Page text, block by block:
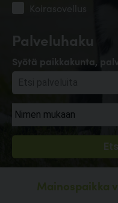
Palveluhaku
Syötä paikkakunta,
Koirasovellus
Mainospaikka